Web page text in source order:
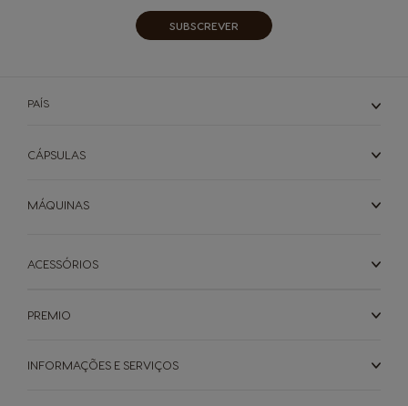
SUBSCREVER
PAÍS
CÁPSULAS
MÁQUINAS
ACESSÓRIOS
PREMIO
INFORMAÇÕES E SERVIÇOS